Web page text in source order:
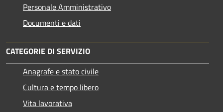
Personale Amministrativo
Documenti e dati
CATEGORIE DI SERVIZIO
Anagrafe e stato civile
Cultura e tempo libero
Vita lavorativa